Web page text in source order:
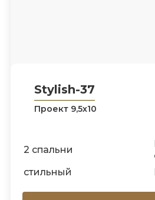
Stylish-37
Проект 9,5х10
2 спальни
стильный